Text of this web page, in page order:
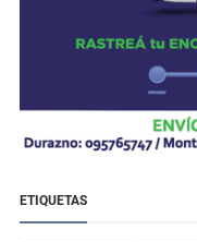
ETIQUETAS